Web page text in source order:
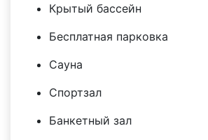
Крытый бассейн
Бесплатная парковка
Сауна
Спортзал
Банкетный зал